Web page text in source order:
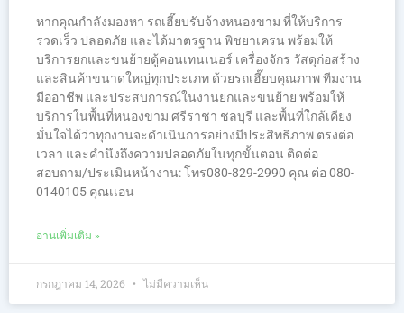
หากคุณกำลังมองหา รถเฮี๊ยบรับจ้างหนองขาม ที่ให้บริการ
รวดเร็ว ปลอดภัย และได้มาตรฐาน พิชยาเครน พร้อมให้
บริการยกและขนย้ายตู้คอนเทนเนอร์ เครื่องจักร วัสดุก่อสร้าง
และสินค้าขนาดใหญ่ทุกประเภท ด้วยรถเฮี๊ยบคุณภาพ ทีมงาน
มืออาชีพ และประสบการณ์ในงานยกและขนย้าย พร้อมให้
บริการในพื้นที่หนองขาม ศรีราชา ชลบุรี และพื้นที่ใกล้เคียง
มั่นใจได้ว่าทุกงานจะดำเนินการอย่างมีประสิทธิภาพ ตรงต่อ
เวลา และคำนึงถึงความปลอดภัยในทุกขั้นตอน ติดต่อ
สอบถาม/ประเมินหน้างาน: โทร080-829-2990 คุณ ต่อ 080-
0140105 คุณเเอน
อ่านเพิ่มเติม »
กรกฎาคม 14, 2026 ไม่มีความเห็น